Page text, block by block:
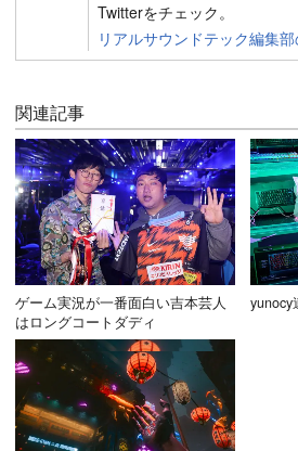
Twitterをチェック。
リアルサウンドテック編集
関連記事
ゲーム実況が一番面白い吉本芸人
はロングコートダディ
yunocy